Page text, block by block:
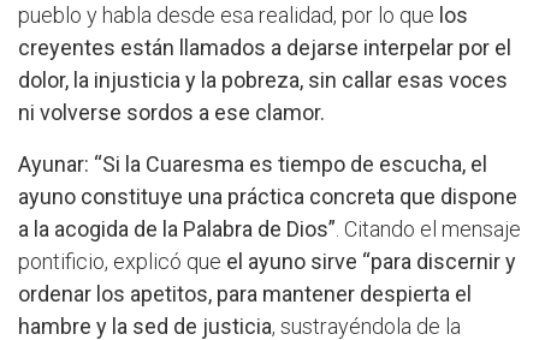
pueblo y habla desde esa realidad, por lo que los
creyentes están llamados a dejarse interpelar por el
dolor, la injusticia y la pobreza, sin callar esas voces
ni volverse sordos a ese clamor.
Ayunar: “Si la Cuaresma es tiempo de escucha, el
ayuno constituye una práctica concreta que dispone
a la acogida de la Palabra de Dios” . Citando el mensaje
pontificio, explicó que el ayuno sirve “para discernir y
ordenar los apetitos, para mantener despierta el
hambre y la sed de justicia, sustrayéndola de la